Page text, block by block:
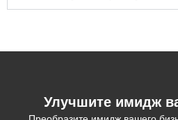
Улучшите имидж